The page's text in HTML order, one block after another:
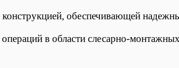
обеспечивающей
в области слесарно-